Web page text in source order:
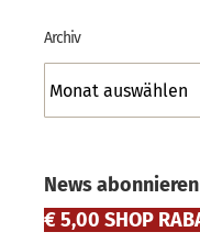
Archiv
Archiv
News abonnieren
€ 5,00 SHOP